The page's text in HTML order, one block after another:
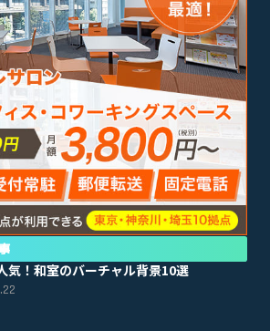
気！和室のバーチャル背景10選